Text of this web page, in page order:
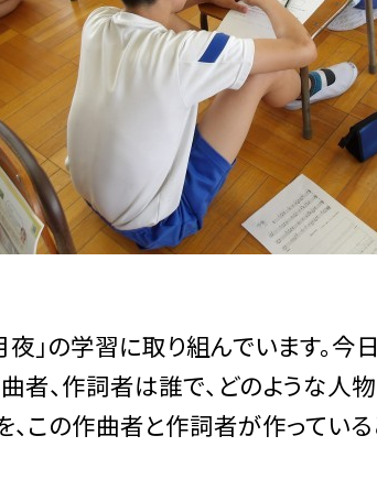
夜」の学習に取り組んでいます。今
者、作詞者は誰で、どのような人
、この作曲者と作詞者が作ってい